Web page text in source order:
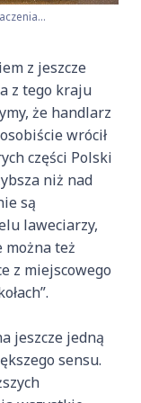
z jeszcze
z tego kraju
że handlarz
wrócił
części Polski
niż nad
są
laweciarzy,
można też
z miejscowego
jeszcze jedną
sensu.